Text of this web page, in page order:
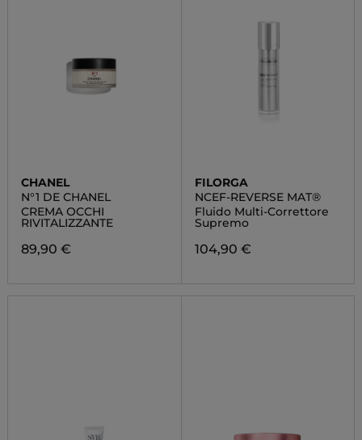
CHANEL
N°1 DE CHANEL
CREMA OCCHI
RIVITALIZZANTE
89,90 €
FILORGA
NCEF-REVERSE MAT®
Fluido Multi-Correttore
Supremo
104,90 €